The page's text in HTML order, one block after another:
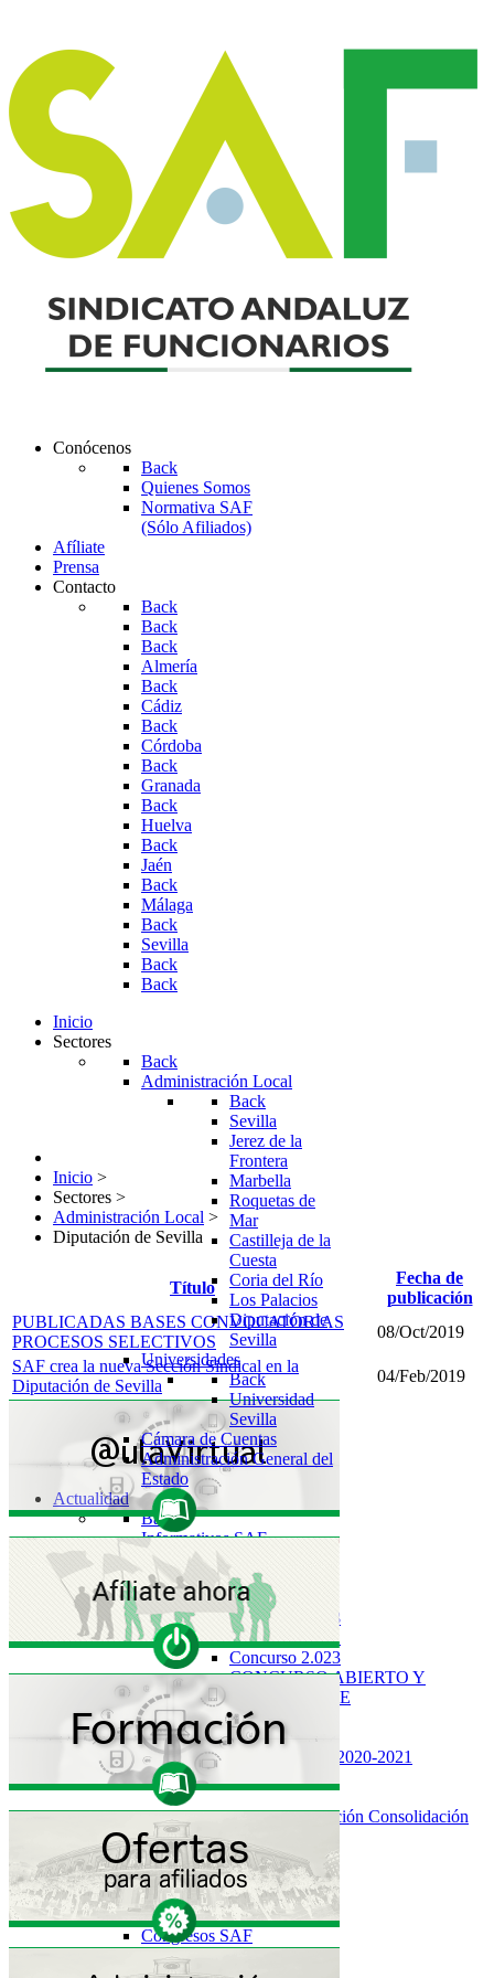
Conócenos
Back
Quienes Somos
Normativa SAF
(Sólo Afiliados)
Afíliate
Prensa
Contacto
Back
Back
Back
Almería
Back
Cádiz
Back
Córdoba
Back
Granada
Back
Huelva
Back
Jaén
Back
Málaga
Back
Sevilla
Back
Back
Inicio
Sectores
Back
Administración Local
Back
Sevilla
Jerez de la
Frontera
Marbella
Roquetas de
Mar
Castilleja de la
Cuesta
Coria del Río
Los Palacios
Diputación de
Sevilla
Universidades
Back
Universidad
Sevilla
Cámara de Cuentas
Administración General del
Estado
Actualidad
Back
Informativos SAF
Mesas de Negociación
Concurso de Méritos
Back
Concurso 2.018
Concurso 2.021
Concurso 2.023
CONCURSO ABIERTO Y
PERMANENTE
Oposiciones/OEP
Back
Procesos 2019-2020-2021
OEP 2020
OEP Estabilización Consolidación
OEP 2018
OEP 2017
OEP 2016
Artículos 129
Congresos SAF
Permutas
Inicio >
Sectores >
Administración Local >
Diputación de Sevilla
Título
Fecha de
publicación
PUBLICADAS BASES CONVOCATORIAS
PROCESOS SELECTIVOS
08/Oct/2019
SAF crea la nueva Sección Sindical en la
Diputación de Sevilla
04/Feb/2019